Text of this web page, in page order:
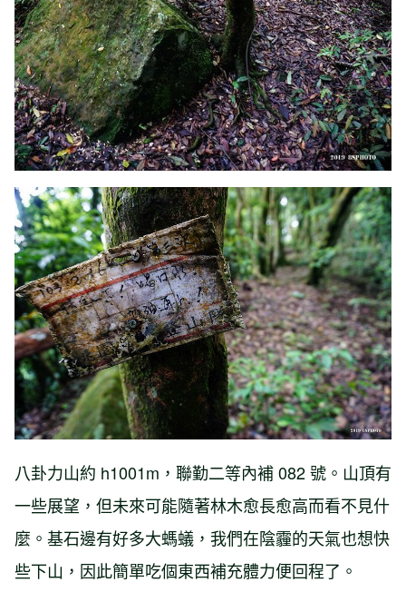
八卦力山約 h1001m，聯勤二等內補 082 號。山頂有
一些展望，但未來可能隨著林木愈長愈高而看不見什
麼。基石邊有好多大螞蟻，我們在陰霾的天氣也想快
些下山，因此簡單吃個東西補充體力便回程了。